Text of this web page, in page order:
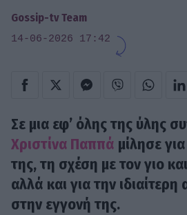
Gossip-tv Team
14-06-2026 17:42
Σε μια εφ’ όλης της ύλης
Χριστίνα Παππά μίλησε
της, τη σχέση με τον γιο
αλλά και για την ιδιαίτερη
στην εγγονή της.